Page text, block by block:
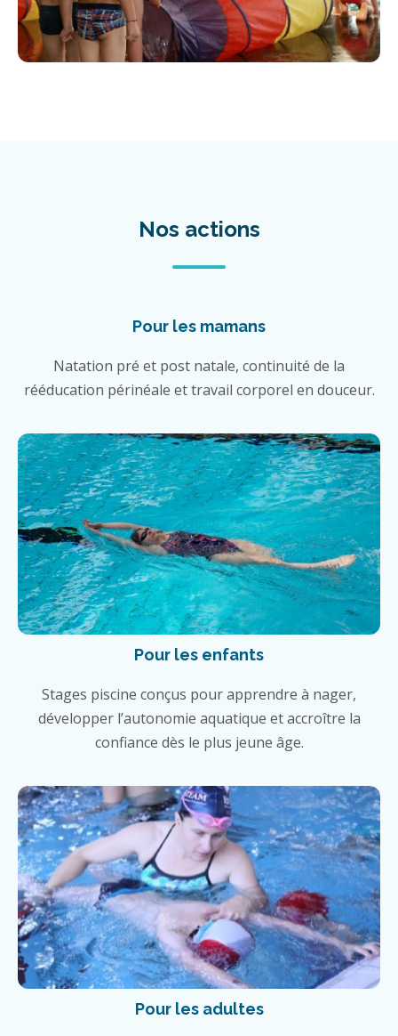
Nos actions
Pour les mamans
Natation pré et post natale, continuité de la
rééducation périnéale et travail corporel en douceur.
Pour les enfants
Stages piscine conçus pour apprendre à nager,
développer l’autonomie aquatique et accroître la
confiance dès le plus jeune âge.
Pour les adultes